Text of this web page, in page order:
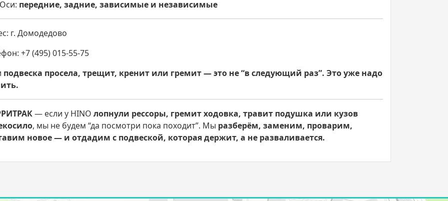
Оси: передние, задние, зависимые и независимые
г. Домодедово
+7 (495) 015-55-75
подвеска просела, трещит, кренит или гремит — это не “в следующий раз”. Это уже надо
— если у HINO лопнули рессоры, гремит ходовка, травит подушка или кузов
, мы не будем “да посмотри пока походит”. Мы разберём, заменим, проварим,
новое — и отдадим с подвеской, которая держит, а не разваливается.